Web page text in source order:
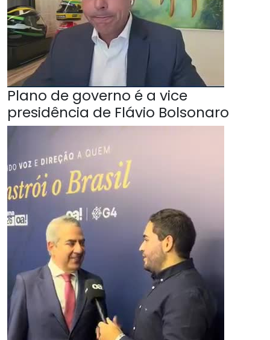
Plano de governo é a vice
presidência de Flávio Bolsonaro